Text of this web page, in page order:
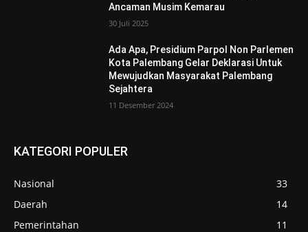
Ancaman Musim Kemarau
30 Juli 2025
Ada Apa, Presidium Parpol Non Parlemen
Kota Palembang Gelar Deklarasi Untuk
Mewujudkan Masyarakat Palembang
Sejahtera
11 Desember 2024
KATEGORI POPULER
Nasional
33
Daerah
14
Pemerintahan
11